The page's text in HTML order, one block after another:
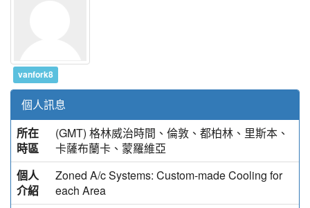
vanfork8
個人訊息
所在
時區
(GMT) 格林威治時間、倫敦、都柏林、里斯本、
卡薩布蘭卡、蒙羅維亞
個人
介紹
Zoned A/c Systems: Custom-made Cooling for
each Area